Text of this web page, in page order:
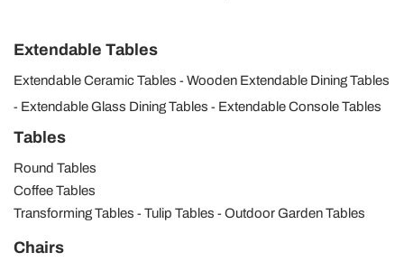
Extendable Tables
Extendable Ceramic Tables
Wooden Extendable Dining Tables
Extendable Glass Dining Tables
Extendable Console Tables
Tables
Round Tables
Coffee Tables
Transforming Tables
Tulip Tables Outdoor Garden Tables
Chairs